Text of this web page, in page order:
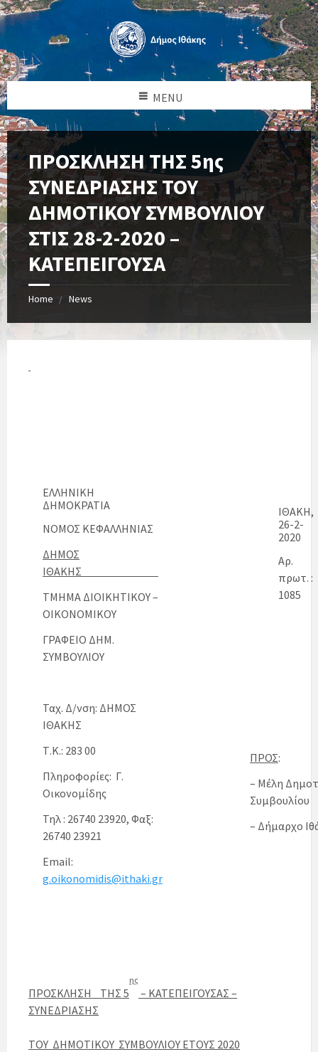
MENU
ΠΡΟΣΚΛΗΣΗ ΤΗΣ 5ης
ΣΥΝΕΔΡΙΑΣΗΣ ΤΟΥ
ΔΗΜΟΤΙΚΟΥ ΣΥΜΒΟΥΛΙΟΥ
ΣΤΙΣ 28-2-2020 –
ΚΑΤΕΠΕΙΓΟΥΣΑ
Home News
ΕΛΛΗΝΙΚΗ
ΔΗΜΟΚΡΑΤΙΑ
ΝΟΜΟΣ ΚΕΦΑΛΛΗΝΙΑΣ
ΔΗΜΟΣ
ΙΘΑΚΗΣ
ΤΜΗΜΑ ΔΙΟΙΚΗΤΙΚΟΥ –
ΟΙΚΟΝΟΜΙΚΟΥ
ΓΡΑΦΕΙΟ ΔΗΜ.
ΣΥΜΒΟΥΛΙΟΥ
Ταχ. Δ/νση: ΔΗΜΟΣ
ΙΘΑΚΗΣ
Τ.Κ.: 283 00
Πληροφορίες: Γ.
Οικονομίδης
Τηλ : 26740 23920, Φαξ:
26740 23921
Email:
g.oikonomidis@ithaki.gr
ΙΘΑΚΗ,
26-2-
2020
Αρ.
πρωτ. :
1085
ΠΡΟΣ:
– Μέλη
Συμβουλίου
– Δήμαρχο
ΠΡΟΣΚΛΗΣΗ ΤΗΣ 5
ης
– ΚΑΤΕΠΕΙΓΟΥΣΑΣ –
ΣΥΝΕΔΡΙΑΣΗΣ
ΤΟΥ ΔΗΜΟΤΙΚΟΥ ΣΥΜΒΟΥΛΙΟΥ ΕΤΟΥΣ 2020